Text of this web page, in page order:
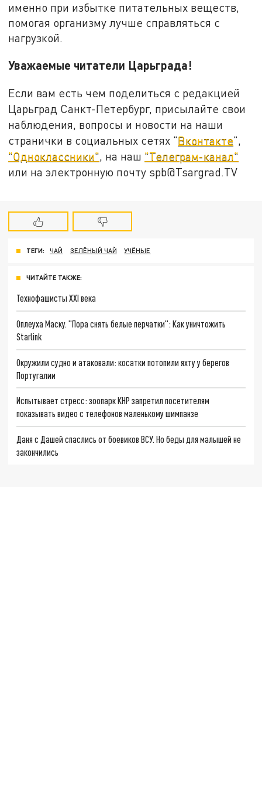
именно при избытке питательных веществ,
помогая организму лучше справляться с
нагрузкой.
Уважаемые читатели Царьграда!
Если вам есть чем поделиться с редакцией
Царьград Санкт-Петербург, присылайте свои
наблюдения, вопросы и новости на наши
странички в социальных сетях "Вконтакте",
"Одноклассники", на наш "Телеграм-канал"
или на электронную почту spb@Tsargrad.TV
ТЕГИ: ЧАЙ ЗЕЛЁНЫЙ ЧАЙ УЧЁНЫЕ
ЧИТАЙТЕ ТАКЖЕ:
Технофашисты XXI века
Оплеуха Маску. "Пора снять белые перчатки": Как уничтожить
Starlink
Окружили судно и атаковали: косатки потопили яхту у берегов
Португалии
Испытывает стресс: зоопарк КНР запретил посетителям
показывать видео с телефонов маленькому шимпанзе
Даня с Дашей спаслись от боевиков ВСУ. Но беды для малышей не
закончились